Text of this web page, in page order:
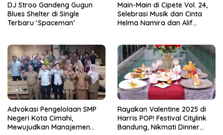
DJ Stroo Gandeng Gugun
Blues Shelter di Single
Terbaru ‘Spaceman’
Main-Main di Cipete Vol. 24,
Selebrasi Musik dan Cinta
Helma Namira dan Alif
Advokasi Pengelolaan SMP
Negeri Kota Cimahi,
Mewujudkan Manajemen
Rayakan Valentine 2025 di
Harris POP! Festival Citylink
Bandung, Nikmati Dinner